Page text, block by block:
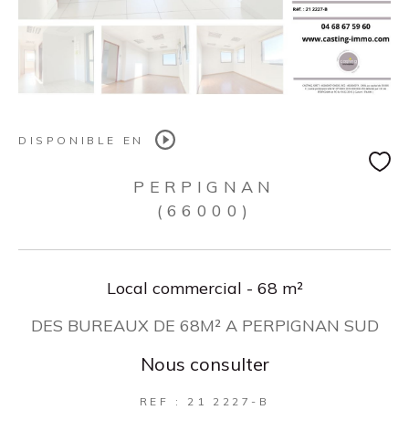
DISPONIBLE EN
PERPIGNAN
(66000)
Local commercial - 68 m²
DES BUREAUX DE 68M² A PERPIGNAN SUD
Nous consulter
REF : 21 2227-B